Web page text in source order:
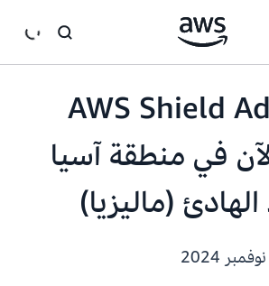
AWS Shield
في منطقة آسيا
(ماليزيا)